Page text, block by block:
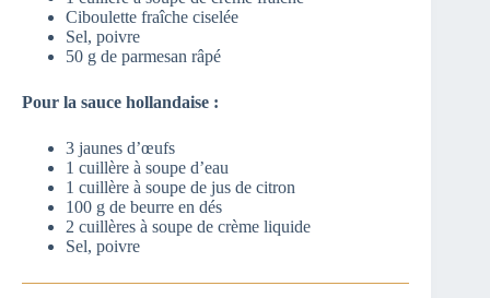
Ciboulette fraîche ciselée
Sel, poivre
50 g de parmesan râpé
Pour la sauce hollandaise :
3 jaunes d’œufs
1 cuillère à soupe d’eau
1 cuillère à soupe de jus de citron
100 g de beurre en dés
2 cuillères à soupe de crème liquide
Sel, poivre